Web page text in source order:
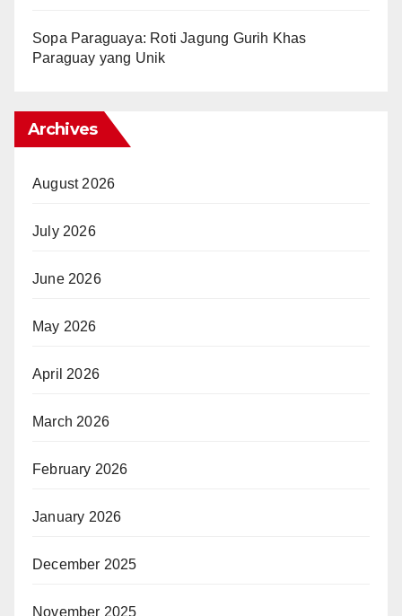
Sopa Paraguaya: Roti Jagung Gurih Khas
Paraguay yang Unik
Archives
August 2026
July 2026
June 2026
May 2026
April 2026
March 2026
February 2026
January 2026
December 2025
November 2025